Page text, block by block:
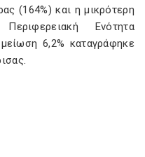
(164%) και η μικρότερη
Ενότητα
6,2% καταγράφηκε